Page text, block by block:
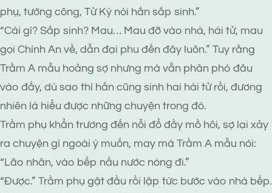
phụ, tướng công, Tử Kỳ nói hắn sắp sinh.”
“Cái gì? Sắp sinh? Mau… Mau đỡ vào nhà, hài tử, mau
gọi Chính An về, dẫn đại phu đến đây luôn.” Tuy rằng
Trầm A mẫu hoảng sợ nhưng mà vẫn phân phó đâu
vào đấy, dù sao thì hắn cũng sinh hai hài tử rồi, đương
nhiên là hiểu được những chuyện trong đó.
Trầm phụ khẩn trương đến nỗi đổ đầy mồ hôi, sợ lại xảy
ra chuyện gì ngoài ý muốn, may mà Trầm A mẫu nói:
“Lão nhân, vào bếp nấu nước nóng đi.”
“Được.” Trầm phụ gật đầu rồi lập tức bước vào nhà bếp.